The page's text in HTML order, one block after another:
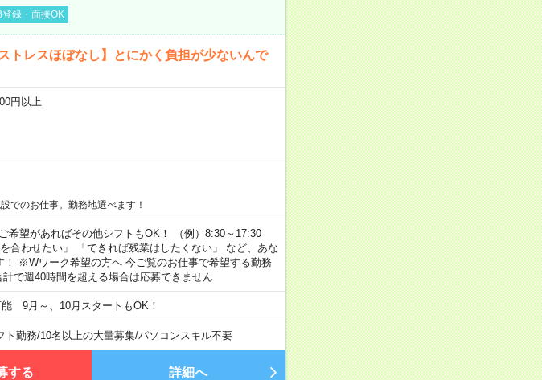
登録・面接OK
トレスほぼなし】とにかく負担が少ないんで
円以上
でのお仕事。勤務地選べます！
希望があればその他シフトもOK！ （例）8:30～17:30
せたい」 「できれば残業はしたくない」 など、あな
！ ※Wワーク希望の方へ 今ご覧のお仕事で希望する勤務
で週40時間を超える場合は応募できません
9月～、10月スタートもOK！
ト勤務/10名以上の大量募集/パソコンスキル不要
する 詳細へ